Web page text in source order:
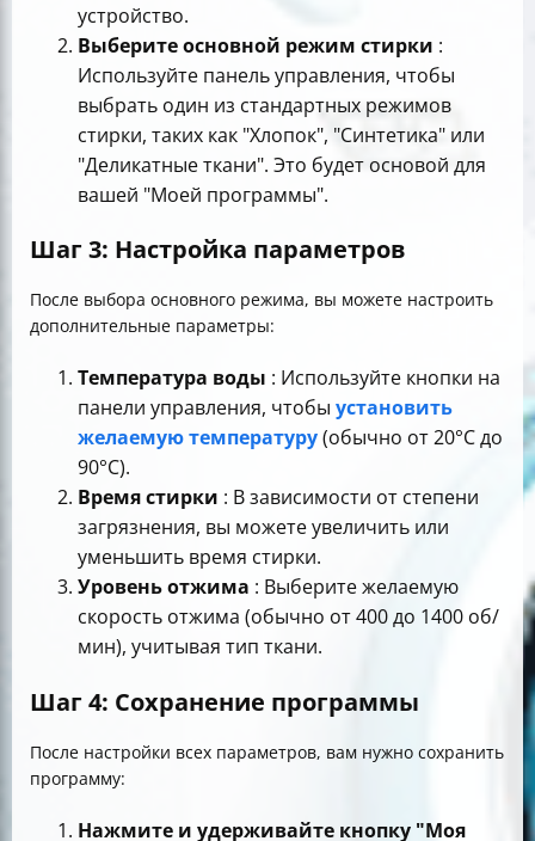
устройство.
Выберите основной режим стирки :
Используйте панель управления, чтобы
выбрать один из стандартных режимов
стирки, таких как "Хлопок", "Синтетика" или
"Деликатные ткани". Это будет основой для
вашей "Моей программы".
Шаг 3: Настройка параметров
После выбора основного режима, вы можете настроить
дополнительные параметры:
Температура воды : Используйте кнопки на
панели управления, чтобы установить
желаемую температуру(обычно от 20°C до
90°C).
Время стирки : В зависимости от степени
загрязнения, вы можете увеличить или
уменьшить время стирки.
Уровень отжима : Выберите желаемую
скорость отжима (обычно от 400 до 1400 об/
мин), учитывая тип ткани.
Шаг 4: Сохранение программы
После настройки всех параметров, вам нужно сохранить
программу:
Нажмите и удерживайте кнопку "Моя